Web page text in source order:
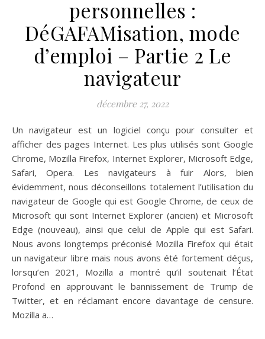
personnelles :
DéGAFAMisation, mode
d’emploi – Partie 2 Le
navigateur
décembre 27, 2022
Un navigateur est un logiciel conçu pour consulter et
afficher des pages Internet. Les plus utilisés sont Google
Chrome, Mozilla Firefox, Internet Explorer, Microsoft Edge,
Safari, Opera. Les navigateurs à fuir Alors, bien
évidemment, nous déconseillons totalement l’utilisation du
navigateur de Google qui est Google Chrome, de ceux de
Microsoft qui sont Internet Explorer (ancien) et Microsoft
Edge (nouveau), ainsi que celui de Apple qui est Safari.
Nous avons longtemps préconisé Mozilla Firefox qui était
un navigateur libre mais nous avons été fortement déçus,
lorsqu’en 2021, Mozilla a montré qu’il soutenait l’État
Profond en approuvant le bannissement de Trump de
Twitter, et en réclamant encore davantage de censure.
Mozilla a…